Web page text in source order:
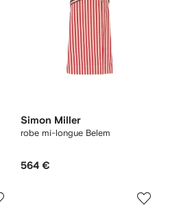
Simon Miller
robe mi-longue Belem
564 €